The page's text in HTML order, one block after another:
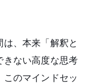
、本来「解釈と
きない高度な思考
のマインドセッ